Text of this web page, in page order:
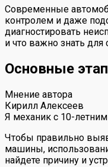
Современные
контролем и даже
диагностировать
и что важно знать
Основные
Мнение автора
Кирилл Алексеев
Я механик с 10-
Чтобы правильно
машины,
найдете причину и